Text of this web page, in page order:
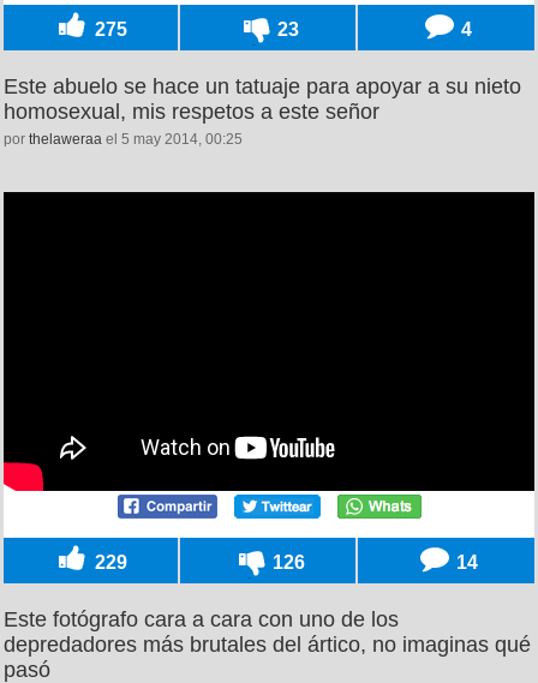
275 23 4
Este abuelo se hace un tatuaje para apoyar a su nieto
homosexual, mis respetos a este señor
por thelaweraa el 5 may 2014, 00:25
229 126 14
Este fotógrafo cara a cara con uno de los
depredadores más brutales del ártico, no imaginas qué
pasó